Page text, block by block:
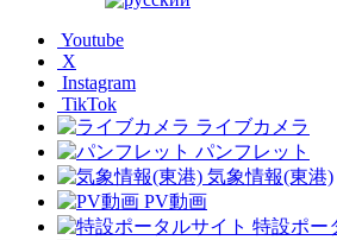
Youtube
X
Instagram
TikTok
ライブカメラ
パンフレット
気象情報(東港)
PV動画
特設ポー